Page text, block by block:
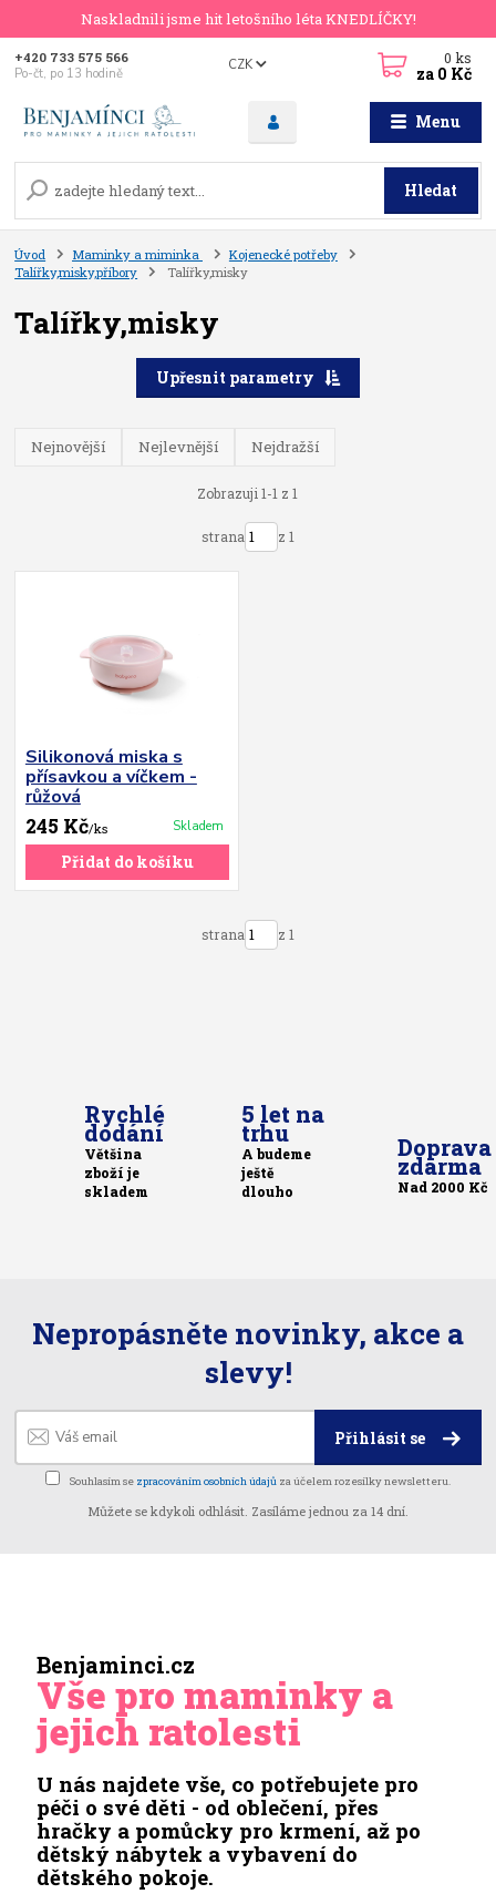
Naskladnili jsme hit letošního léta KNEDLÍČKY!
Menu
CZK
Hledat
+420 733 575 566
Po-čt, po 13 hodině
0ks
za 0 Kč
Úvod Maminky a miminka
Kojenecké potřeby
Talířky,misky,příbory
Talířky,misky
Talířky,misky
Upřesnit parametry
Nejnovější Nejlevnější Nejdražší
Zobrazuji 1-1 z 1
strana z 1
Silikonová miska s
přísavkou a víčkem -
růžová
245 Kč/ks Skladem
Přidat do košíku
strana z 1
Rychlé
dodání
Většina
zboží je
skladem
5 let na
trhu
A budeme
ještě
dlouho
Doprava
zdarma
Nad 2000 Kč
Nepropásněte novinky, akce a
slevy!
Přihlásit se
Souhlasím se zpracováním osobních údajů za účelem rozesílky newsletteru.
Můžete se kdykoli odhlásit. Zasíláme jednou za 14 dní.
Benjaminci.cz
Vše pro maminky a
jejich ratolesti
U nás najdete vše, co potřebujete pro
péči o své děti - od oblečení, přes
hračky a pomůcky pro krmení, až po
dětský nábytek a vybavení do
dětského pokoje.